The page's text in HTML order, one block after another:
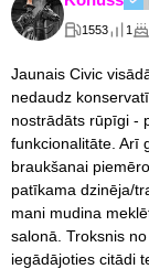
1553 1
Jaunais Civic
nedaudz
nostrādāts rūpīgi -
funkcionalitāte. Arī
braukšanai
patīkama dzinēja/
mani mudina
salonā. Troksnis
iegādājoties citādi